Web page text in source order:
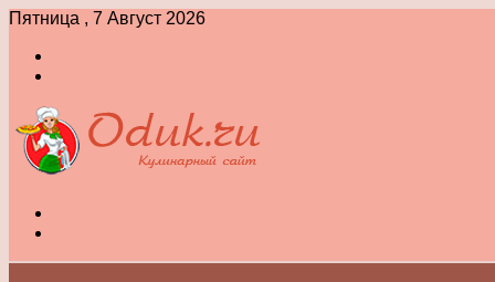
Пятница , 7 Август 2026